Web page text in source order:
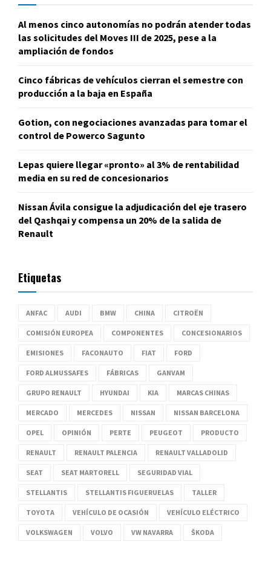
Al menos cinco autonomías no podrán atender todas
las solicitudes del Moves III de 2025, pese a la
ampliación de fondos
Cinco fábricas de vehículos cierran el semestre con
producción a la baja en España
Gotion, con negociaciones avanzadas para tomar el
control de Powerco Sagunto
Lepas quiere llegar «pronto» al 3% de rentabilidad
media en su red de concesionarios
Nissan Ávila consigue la adjudicación del eje trasero
del Qashqai y compensa un 20% de la salida de
Renault
Etiquetas
ANFAC AUDI BMW CHINA CITROËN
COMISIÓN EUROPEA COMPONENTES CONCESIONARIOS
EMISIONES FACONAUTO FIAT FORD
FORD ALMUSSAFES FÁBRICAS GANVAM
GRUPO RENAULT HYUNDAI KIA MARCAS CHINAS
MERCADO MERCEDES NISSAN NISSAN BARCELONA
OPEL OPINIÓN PERTE PEUGEOT PRODUCTO
RENAULT RENAULT PALENCIA RENAULT VALLADOLID
SEAT SEAT MARTORELL SEGURIDAD VIAL
STELLANTIS STELLANTIS FIGUERUELAS TALLER
TOYOTA VEHÍCULO DE OCASIÓN VEHÍCULO ELÉCTRICO
VOLKSWAGEN VOLVO VW NAVARRA ŠKODA